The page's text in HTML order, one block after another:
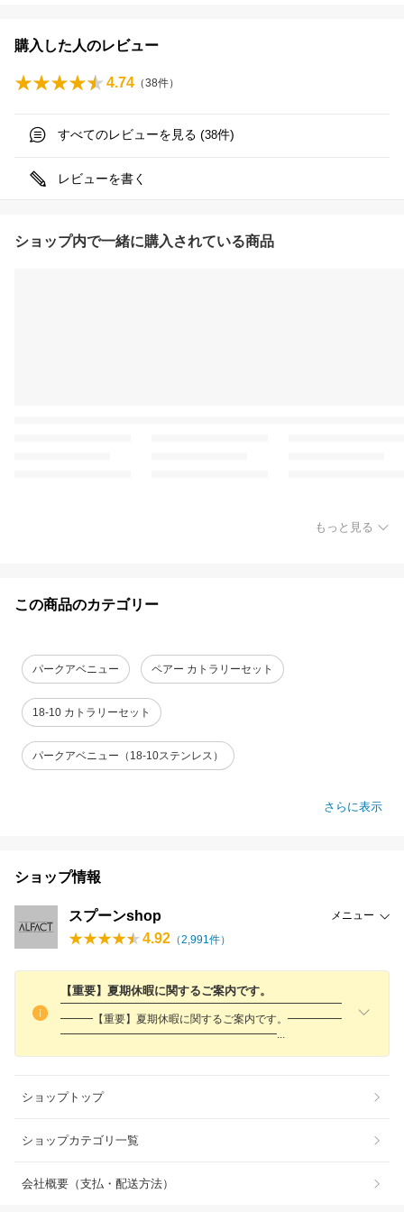
購入した人のレビュー
4.74 （38件）
すべてのレビューを見る (38件)
レビューを書く
ショップ内で一緒に購入されている商品
もっと見る
この商品のカテゴリー
パークアベニュー ペアー カトラリーセット
18-10 カトラリーセット
パークアベニュー（18-10ステンレス）
さらに表示
ショップ情報
スプーンshop メニュー
4.92 （2,991件）
【重要】夏期休暇に関するご案内です。
━━━━━━━━━━━━━━━━━━━━━━━━━━
━━━【重要】夏期休暇に関するご案内です。━━━━━
━━━━━━━━━━━━━━━━━━━━
ショップトップ
ショップカテゴリ一覧
会社概要（支払・配送方法）